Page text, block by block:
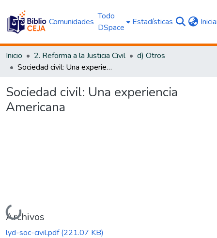
Comunidades
Todo
DSpace
Estadísticas
Inicio 2. Reforma a la Justicia Civil
d) Otros
Sociedad civil: Una experiencia Americana
Sociedad civil: Una experiencia
Americana
Cargando...
Archivos
lyd-soc-civil.pdf(221.07 KB)